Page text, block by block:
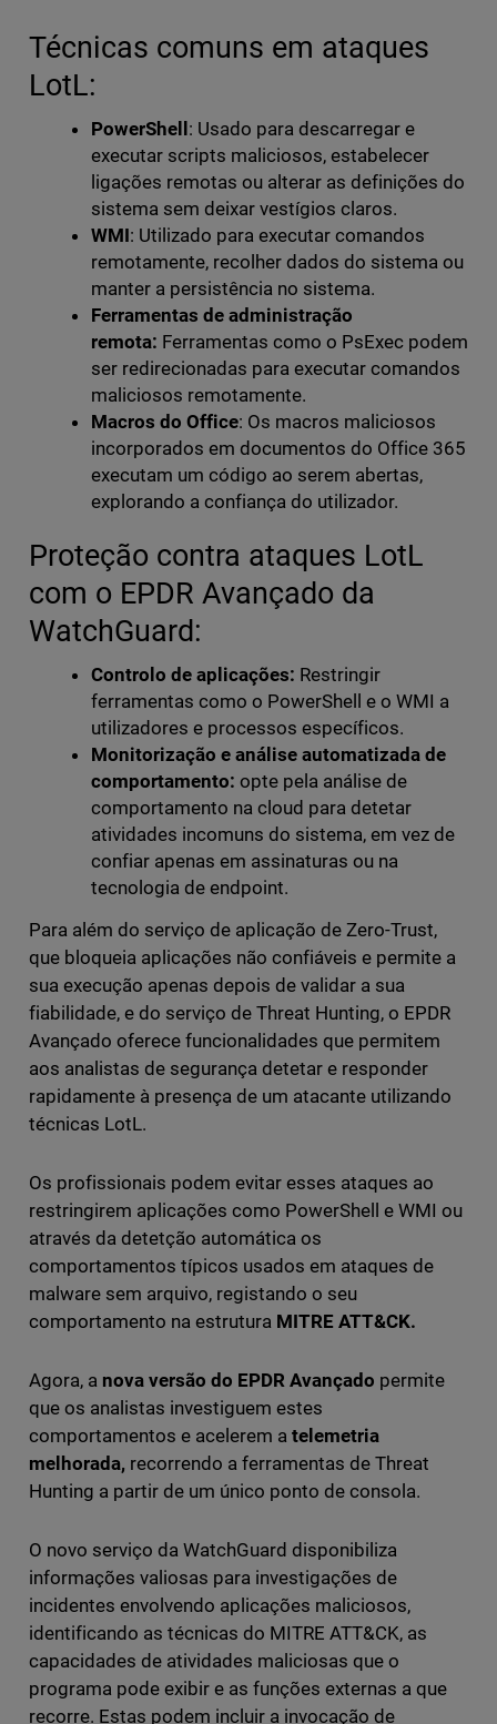
Técnicas comuns em ataques
LotL:
PowerShell : Usado para descarregar e
executar scripts maliciosos, estabelecer
ligações remotas ou alterar as definições do
sistema sem deixar vestígios claros.
WMI: Utilizado para executar comandos
remotamente, recolher dados do sistema ou
manter a persistência no sistema.
Ferramentas de administração
remota: Ferramentas como o PsExec podem
ser redirecionadas para executar comandos
maliciosos remotamente.
Macros do Office: Os macros maliciosos
incorporados em documentos do Office 365
executam um código ao serem abertas,
explorando a confiança do utilizador.
Proteção contra ataques LotL
com o EPDR Avançado da
WatchGuard:
Controlo de aplicações: Restringir
ferramentas como o PowerShell e o WMI a
utilizadores e processos específicos.
Monitorização e análise automatizada de
comportamento: opte pela análise de
comportamento na cloud para detetar
atividades incomuns do sistema, em vez de
confiar apenas em assinaturas ou na
tecnologia de endpoint.
Para além do serviço de aplicação de Zero-Trust,
que bloqueia aplicações não confiáveis e permite a
sua execução apenas depois de validar a sua
fiabilidade, e do serviço de Threat Hunting, o EPDR
Avançado oferece funcionalidades que permitem
aos analistas de segurança detetar e responder
rapidamente à presença de um atacante utilizando
técnicas LotL.
Os profissionais podem evitar esses ataques ao
restringirem aplicações como PowerShell e WMI ou
através da detetção automática os
comportamentos típicos usados em ataques de
malware sem arquivo, registando o seu
comportamento na estrutura MITRE ATT&CK.
Agora, a nova versão do EPDR Avançado permite
que os analistas investiguem estes
comportamentos e acelerem a telemetria
melhorada, recorrendo a ferramentas de Threat
Hunting a partir de um único ponto de consola.
O novo serviço da WatchGuard disponibiliza
informações valiosas para investigações de
incidentes envolvendo aplicações maliciosos,
identificando as técnicas do MITRE ATT&CK, as
capacidades de atividades maliciosas que o
programa pode exibir e as funções externas a que
recorre. Estas podem incluir a invocação de